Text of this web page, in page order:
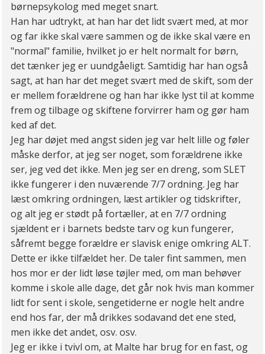
børnepsykolog med meget snart.
Han har udtrykt, at han har det lidt svært med, at mor
og far ikke skal være sammen og de ikke skal være en
"normal" familie, hvilket jo er helt normalt for børn,
det tænker jeg er uundgåeligt. Samtidig har han også
sagt, at han har det meget svært med de skift, som der
er mellem forældrene og han har ikke lyst til at komme
frem og tilbage og skiftene forvirrer ham og gør ham
ked af det.
Jeg har døjet med angst siden jeg var helt lille og føler
måske derfor, at jeg ser noget, som forældrene ikke
ser, jeg ved det ikke. Men jeg ser en dreng, som SLET
ikke fungerer i den nuværende 7/7 ordning. Jeg har
læst omkring ordningen, læst artikler og tidskrifter,
og alt jeg er stødt på fortæller, at en 7/7 ordning
sjældent er i barnets bedste tarv og kun fungerer,
såfremt begge forældre er slavisk enige omkring ALT.
Dette er ikke tilfældet her. De taler fint sammen, men
hos mor er der lidt løse tøjler med, om man behøver
komme i skole alle dage, det går nok hvis man kommer
lidt for sent i skole, sengetiderne er nogle helt andre
end hos far, der må drikkes sodavand det ene sted,
men ikke det andet, osv. osv.
Jeg er ikke i tvivl om, at Malte har brug for en fast, og